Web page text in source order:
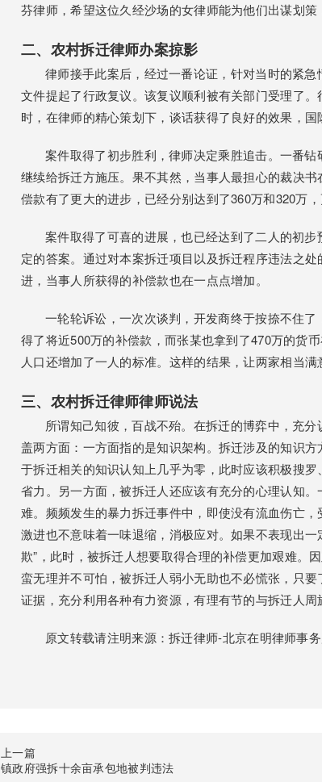
芬律师，希望这位久经沙场的女律师能为他们出谋划
二、农村拆迁律师办案掠影
律师接手此案后，经过一番论证，针对当时的紧急
文件提起了行政复议。该复议顺利被有关部门受理了
时，在律师的精心策划下，谈话获得了良好的效果，
案件取得了初步胜利，律师决定乘胜追击。一番钻
继续给拆迁方施压。果不其然，当事人最担心的裁决
偿款有了更大的进步，已经分别达到了360万和320万，
案件取得了可喜的进展，也已经达到了二人的初步
定的答案。通过对本案拆迁项目以及拆迁程序违法之
进，当事人所获得的补偿款也在一点点增加。
一轮轮诉讼，一次次谈判，开发商终于按捺不住了
得了将近500万的补偿款，而张某也拿到了470万的货
人口还增加了一人的标准。这样的结果，让两家相当
三、农村拆迁律师律师说法
所谓知己知彼，百战不殆。在拆迁的博弈中，充分
盖两方面：一方面指的是知识架构。拆迁涉及的知识
于拆迁相关的知识认知上几乎为零，此时应该积极搜
省力。另一方面，被拆迁人还应该有充分的心理认知
难。频频发生的暴力拆迁事件中，即使没有流血伤亡
激进也不意味着一味退缩，消极应对。如果不表现出
欺”，此时，被拆迁人想要取得合理的补偿更加艰难。
蛮无理并不可怕，被拆迁人弱小无助也不必慌张，只
证据，充分利用各种有力资源，有理有节的与拆迁人
原文转载请注明来源：拆迁律师-北京在明律师事
上一篇
镇政府强拆十余亩承包地被判违法